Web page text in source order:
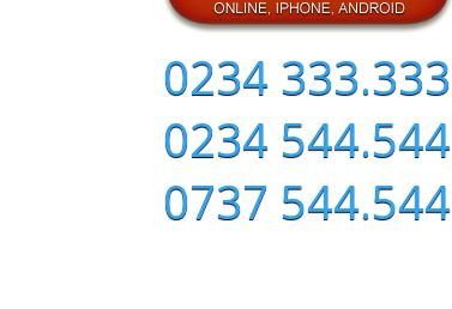
0234 333.333
0234 544.544
0737 544.544